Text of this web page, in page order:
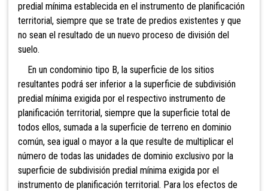
predial mínima establecida en el instrumento de planificación
territorial, siempre que se trate de predios existentes y que
no sean el resultado de un nuevo proceso de división del
suelo.
En un condominio tipo B, la superficie de los sitios
resultantes podrá ser inferior a la superficie de subdivisión
predial mínima exigida por el respectivo instrumento de
planificación territorial, siempre que la superficie total de
todos ellos, sumada a la superficie de terreno en dominio
común, sea igual o mayor a la que resulte de multiplicar el
número de todas las unidades de dominio exclusivo por la
superficie de subdivisión predial mínima exigida por el
instrumento de planificación territorial. Para los efectos de